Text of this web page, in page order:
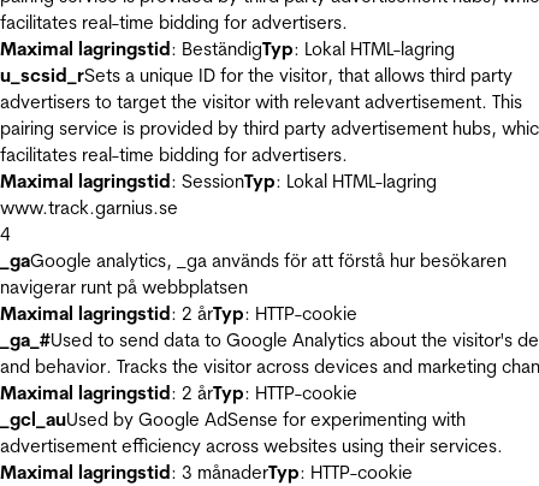
facilitates real-time bidding for advertisers.
Maximal lagringstid: BeständigTyp: Lokal HTML-lagring
u_scsid_rSets a unique ID for the visitor, that allows third party
advertisers to target the visitor with relevant advertisement. This
pairing service is provided by third party advertisement hubs,
facilitates real-time bidding for advertisers.
Maximal lagringstid: SessionTyp: Lokal HTML-lagring
www.track.garnius.se
4
_gaGoogle analytics, _ga används för att förstå hur besökaren
navigerar runt på webbplatsen
Maximal lagringstid: 2 årTyp: HTTP-cookie
_ga_#Used to send data to Google Analytics about the visitor's
and behavior. Tracks the visitor across devices and marketing
Maximal lagringstid: 2 årTyp: HTTP-cookie
_gcl_auUsed by Google AdSense for experimenting with
advertisement efficiency across websites using their services.
Maximal lagringstid: 3 månaderTyp: HTTP-cookie